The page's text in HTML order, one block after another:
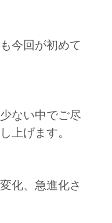
今回が初めて
ない中でご尽
上げます。
化、急進化さ